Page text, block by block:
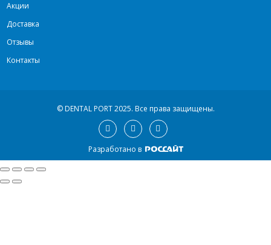
Акции
Доставка
Отзывы
Контакты
© DENTAL PORT 2025. Все права защищены.
Разработано в